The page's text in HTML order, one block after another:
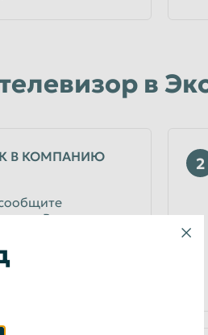
в
В КОМПАНИЮ
Вы
уточнит
дальнейшие
телевизора.
2